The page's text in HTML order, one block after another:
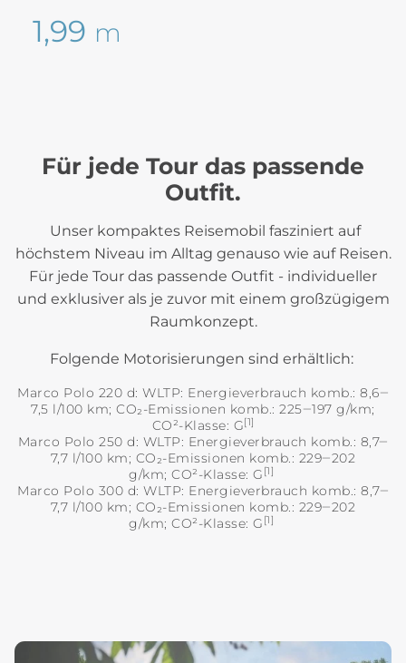
1,99 m
Für jede Tour das passende
Outfit.
Unser kompaktes Reisemobil fasziniert auf
höchstem Niveau im Alltag genauso wie auf Reisen.
Für jede Tour das passende Outfit - individueller
und exklusiver als je zuvor mit einem großzügigem
Raumkonzept.
Folgende Motorisierungen sind erhältlich:
Marco Polo 220 d: WLTP: Energieverbrauch komb.: 8,6‒
7,5 l/100 km; CO₂-Emissionen komb.: 225‒197 g/km;
CO²-Klasse: G[1]
Marco Polo 250 d: WLTP: Energieverbrauch komb.: 8,7‒
7,7 l/100 km; CO₂-Emissionen komb.: 229‒202
g/km;CO²-Klasse: G [1]
Marco Polo 300 d: WLTP: Energieverbrauch komb.: 8,7‒
7,7 l/100 km; CO₂-Emissionen komb.: 229‒202
g/km; CO²-Klasse: G [1]